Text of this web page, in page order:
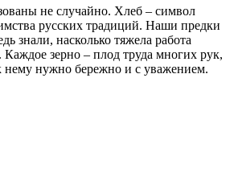
не случайно. Хлеб – символ
русских традиций. Наши предки
знали, насколько тяжела работа
Каждое зерно – плод труда многих рук,
нему нужно бережно и с уважением.